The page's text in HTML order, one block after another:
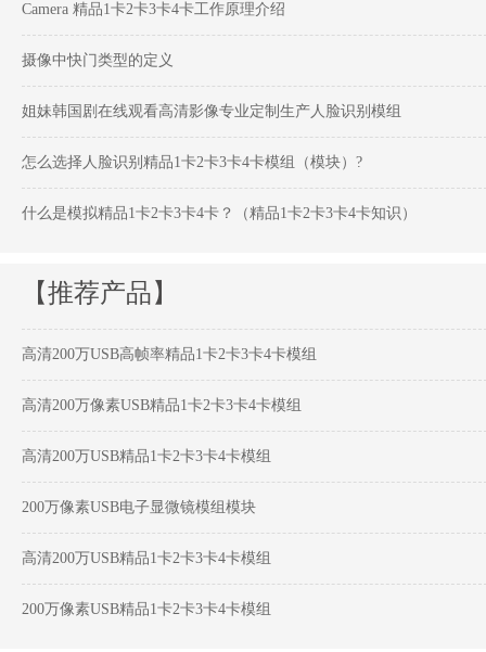
Camera 精品1卡2卡3卡4卡工作原理介绍
摄像中快门类型的定义
姐妹韩国剧在线观看高清影像专业定制生产人脸识别模组
怎么选择人脸识别精品1卡2卡3卡4卡模组（模块）?
什么是模拟精品1卡2卡3卡4卡？（精品1卡2卡3卡4卡知识）
【推荐产品】
高清200万USB高帧率精品1卡2卡3卡4卡模组
高清200万像素USB精品1卡2卡3卡4卡模组
高清200万USB精品1卡2卡3卡4卡模组
200万像素USB电子显微镜模组模块
高清200万USB精品1卡2卡3卡4卡模组
200万像素USB精品1卡2卡3卡4卡模组